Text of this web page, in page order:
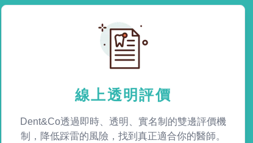
線上透明評價
Dent&Co透過即時、透明、實名制的雙邊評價機
制，降低踩雷的風險，找到真正適合你的醫師。